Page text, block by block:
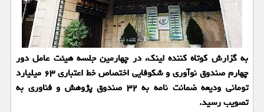
به گزارش کوتاه کننده لینک، در چهارمین جلسه هیئت عامل دور
چهارم صندوق نوآوری و شکوفایی اختصاص خط اعتباری ۶۳ میلیارد
تومانی ودیعه ضمانت نامه به ۳۲ صندوق پژوهش و فناوری به
تصویب رسید.